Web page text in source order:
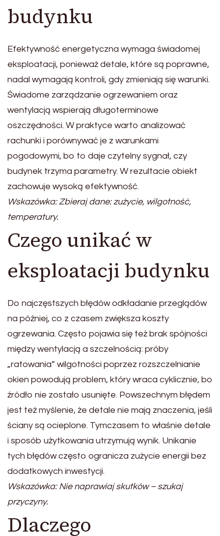
budynku
Efektywność energetyczna wymaga świadomej
eksploatacji, ponieważ detale, które są poprawne,
nadal wymagają kontroli, gdy zmieniają się warunki.
Świadome zarządzanie ogrzewaniem oraz
wentylacją wspierają długoterminowe
oszczędności. W praktyce warto analizować
rachunki i porównywać je z warunkami
pogodowymi, bo to daje czytelny sygnał, czy
budynek trzyma parametry. W rezultacie obiekt
zachowuje wysoką efektywność.
Wskazówka: Zbieraj dane: zużycie, wilgotność,
temperatury.
Czego unikać w
eksploatacji budynku
Do najczęstszych błędów odkładanie przeglądów
na później, co z czasem zwiększa koszty
ogrzewania. Często pojawia się też brak spójności
między wentylacją a szczelnością: próby
„ratowania” wilgotności poprzez rozszczelnianie
okien powodują problem, który wraca cyklicznie, bo
źródło nie zostało usunięte. Powszechnym błędem
jest też myślenie, że detale nie mają znaczenia, jeśli
ściany są ocieplone. Tymczasem to właśnie detale
i sposób użytkowania utrzymują wynik. Unikanie
tych błędów często ogranicza zużycie energii bez
dodatkowych inwestycji.
Wskazówka: Nie naprawiaj skutków – szukaj
przyczyny.
Dlaczego